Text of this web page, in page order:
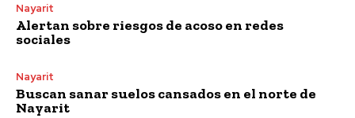
Nayarit
Alertan sobre riesgos de acoso en redes
sociales
Nayarit
Buscan sanar suelos cansados en el norte de
Nayarit